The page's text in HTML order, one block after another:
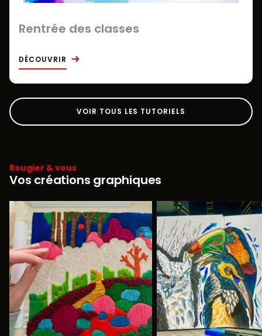
Rentrée des classes
DÉCOUVRIR
VOIR TOUS LES TUTORIELS
Rougier & vous
Vos créations graphiques